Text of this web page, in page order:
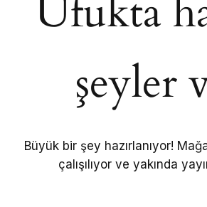
Ufukta
şeyler
Büyük bir şey hazırlanıyor!
çalışılıyor ve yakında